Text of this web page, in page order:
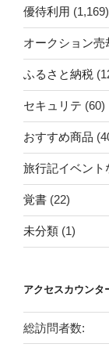
優待利用 (1,169)
オークション売
ふるさと納税
セキュリテ (60)
おすすめ商品
旅行記イベント
覚書 (22)
未分類 (1)
アクセスカウンタ
総訪問者数: